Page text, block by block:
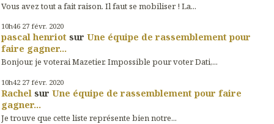
Vous avez tout a fait raison. Il faut se mobiliser ! La...
10h46 27 févr. 2020
pascal henriot sur Une équipe de rassemblement pour
faire gagner...
Bonjour, je voterai Mazetier. Impossible pour voter Dati,...
10h42 27 févr. 2020
Rachel sur Une équipe de rassemblement pour faire
gagner...
Je trouve que cette liste représente bien notre...